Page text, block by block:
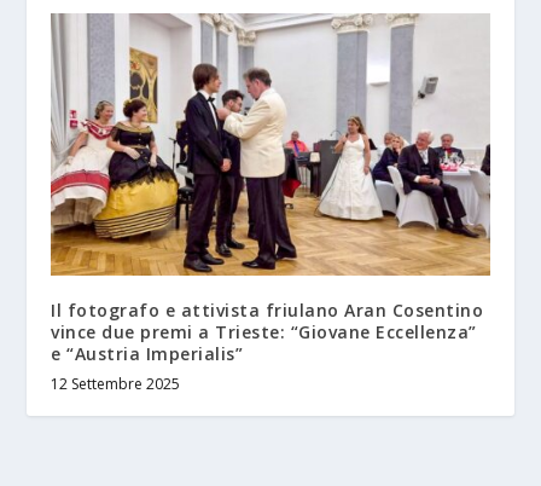
Il fotografo e attivista friulano Aran Cosentino
vince due premi a Trieste: “Giovane Eccellenza”
e “Austria Imperialis”
12 Settembre 2025